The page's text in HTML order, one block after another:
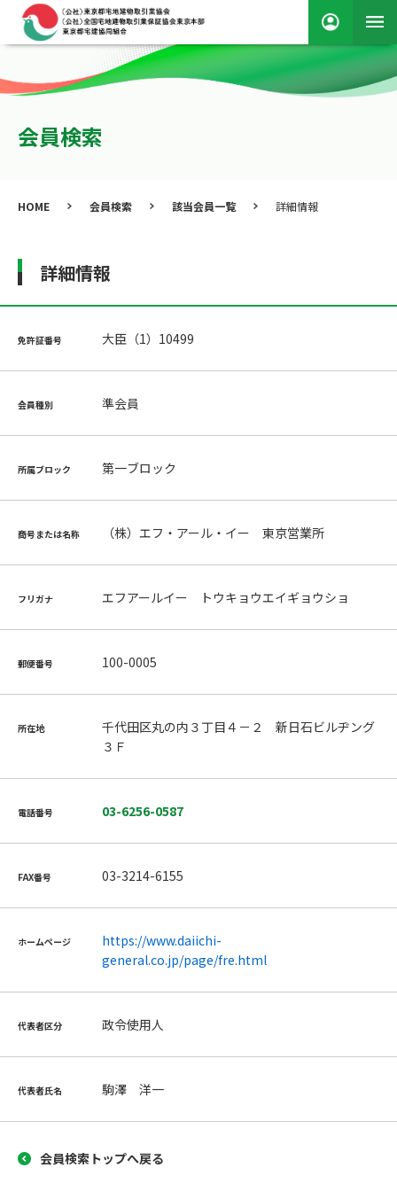
会員検索
HOME 会員検索 該当会員一覧 詳細情報
詳細情報
免許証番号 大臣（1）10499
会員種別 準会員
所属ブロック 第一ブロック
商号または名称 （株）エフ・アール・イー 東京営業所
フリガナ エフアールイー トウキョウエイギョウショ
郵便番号 100-0005
所在地
千代田区丸の内３丁目４－２ 新日石ビルヂング
３Ｆ
電話番号 03-6256-0587
FAX番号 03-3214-6155
ホームページ
https://www.daiichi-
general.co.jp/page/fre.html
代表者区分 政令使用人
代表者氏名 駒澤 洋一
会員検索トップへ戻る